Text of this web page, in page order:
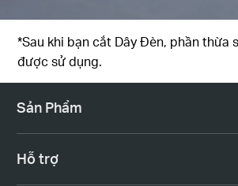
*Sau khi bạn cắt Dây Đèn, phần thừa
được sử dụng.
Sản Phẩm
Hỗ trợ